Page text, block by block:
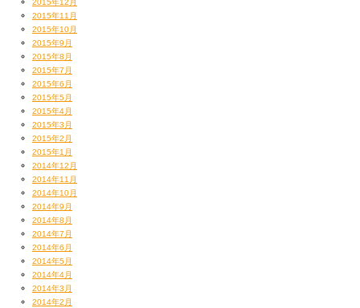
2015年12月
2015年11月
2015年10月
2015年9月
2015年8月
2015年7月
2015年6月
2015年5月
2015年4月
2015年3月
2015年2月
2015年1月
2014年12月
2014年11月
2014年10月
2014年9月
2014年8月
2014年7月
2014年6月
2014年5月
2014年4月
2014年3月
2014年2月